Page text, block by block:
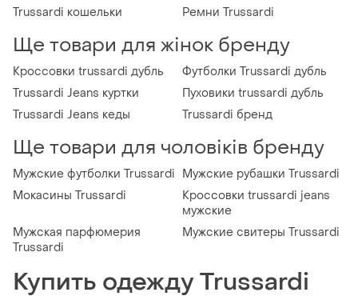
Trussardi кошельки Ремни Trussardi
Ще товари для жінок бренду
Кроссовки trussardi дубль
Футболки Trussardi дубль
Trussardi Jeans куртки
Пуховики trussardi дубль
Trussardi Jeans кеды
Trussardi бренд
Ще товари для чоловіків бренду
Мужские футболки Trussardi Мужские рубашки Trussardi
Мокасины Trussardi
Кроссовки trussardi jeans
мужские
Мужская парфюмерия
Trussardi
Мужские свитеры Trussardi
Купить одежду Trussardi